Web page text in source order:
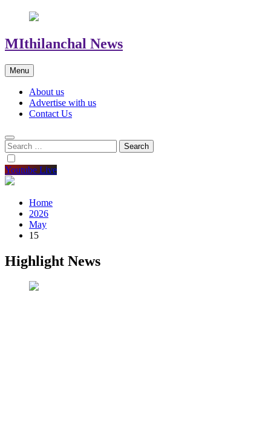
MIthilanchal News
Menu
About us
Advertise with us
Contact Us
Search
for:
Youtube Live
Home
2026
May
15
Highlight News